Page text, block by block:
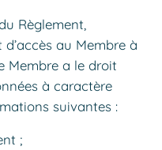
Règlement,
d’accès au Membre à
Membre a le droit
à caractère
suivantes :
;